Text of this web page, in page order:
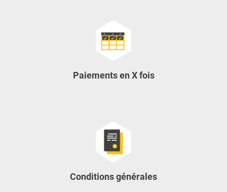
Paiements en X fois
Conditions générales